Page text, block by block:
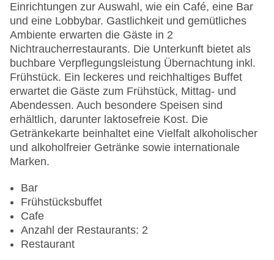
Einrichtungen zur Auswahl, wie ein Café, eine Bar
und eine Lobbybar. Gastlichkeit und gemütliches
Ambiente erwarten die Gäste in 2
Nichtraucherrestaurants. Die Unterkunft bietet als
buchbare Verpflegungsleistung Übernachtung inkl.
Frühstück. Ein leckeres und reichhaltiges Buffet
erwartet die Gäste zum Frühstück, Mittag- und
Abendessen. Auch besondere Speisen sind
erhältlich, darunter laktosefreie Kost. Die
Getränkekarte beinhaltet eine Vielfalt alkoholischer
und alkoholfreier Getränke sowie internationale
Marken.
Bar
Frühstücksbuffet
Cafe
Anzahl der Restaurants: 2
Restaurant